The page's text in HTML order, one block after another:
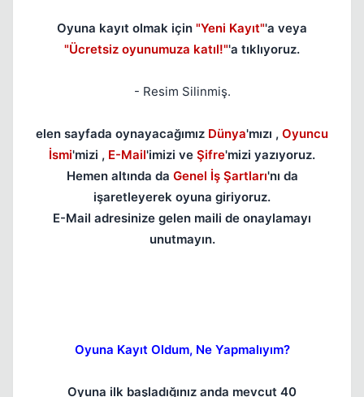
Oyuna kayıt olmak için "Yeni Kayıt"'a veya
"Ücretsiz oyunumuza katıl!"'a tıklıyoruz.
- Resim Silinmiş.
elen sayfada oynayacağımız Dünya'mızı , Oyuncu
İsmi'mizi , E-Mail'imizi ve Şifre'mizi yazıyoruz.
Hemen altında da Genel İş Şartları'nı da
işaretleyerek oyuna giriyoruz.
E-Mail adresinize gelen maili de onaylamayı
unutmayın.
Oyuna Kayıt Oldum, Ne Yapmalıyım?
Oyuna ilk başladığınız anda mevcut 40